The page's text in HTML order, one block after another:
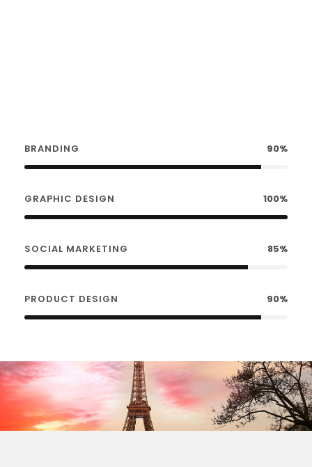
BRANDING 90%
GRAPHIC DESIGN 100%
SOCIAL MARKETING 85%
PRODUCT DESIGN 90%